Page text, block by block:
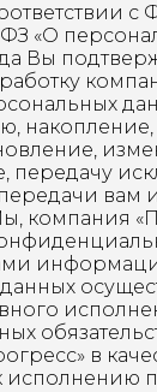
с
«О
Вы
передачу
компания
в
исполнению